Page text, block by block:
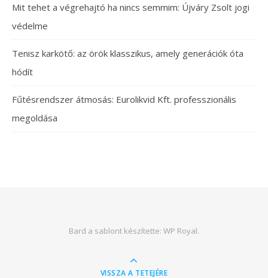
Mit tehet a végrehajtó ha nincs semmim: Újváry Zsolt jogi
védelme
Tenisz karkötő: az örök klasszikus, amely generációk óta
hódít
Fűtésrendszer átmosás: Eurolikvid Kft. professzionális
megoldása
Bard a sablont készítette: WP Royal.
VISSZA A TETEJÉRE